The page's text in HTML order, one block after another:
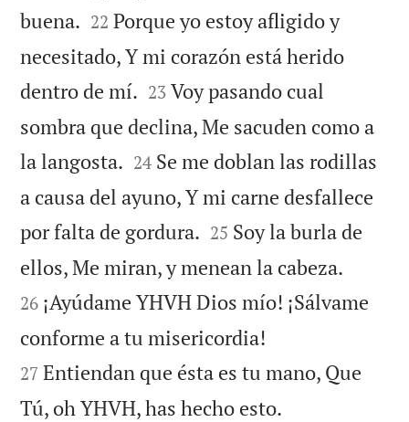
buena. 

22 Porque yo estoy afligido y
necesitado, Y mi corazón está herido
dentro de mí. 

23 Voy pasando cual
sombra que declina, Me sacuden como a
la langosta. 

24 Se me doblan las rodillas
a causa del ayuno, Y mi carne desfallece
por falta de gordura. 

25 Soy la burla de
ellos, Me miran, y menean la cabeza.
26 ¡Ayúdame YHVH Dios mío! ¡Sálvame
conforme a tu misericordia!
27 Entiendan que ésta es tu mano, Que
Tú, oh YHVH, has hecho esto.